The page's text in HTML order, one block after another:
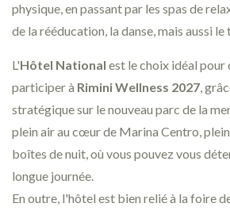
physique, en passant par les spas de
de la rééducation, la danse, mais aussi
L'Hôtel National est le choix idéal pour
participer à Rimini Wellness 2027 ,
stratégique sur le nouveau parc de la
plein air au cœur de Marina Centro,
boîtes de nuit, où vous pouvez vous
longue journée.
En outre, l'hôtel est bien relié à la foire